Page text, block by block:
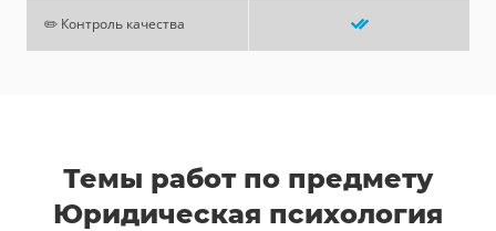
✏️ Контроль качества
Темы работ по предмету
Юридическая психология